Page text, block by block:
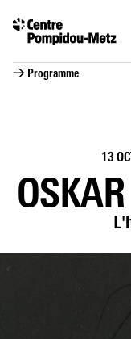
→ Programme
13